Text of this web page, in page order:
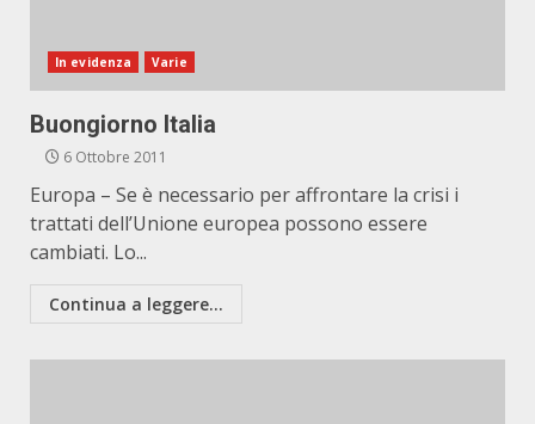
In evidenza Varie
Buongiorno Italia
6 Ottobre 2011
Europa – Se è necessario per affrontare la crisi i
trattati dell’Unione europea possono essere
cambiati. Lo...
Continua a leggere...